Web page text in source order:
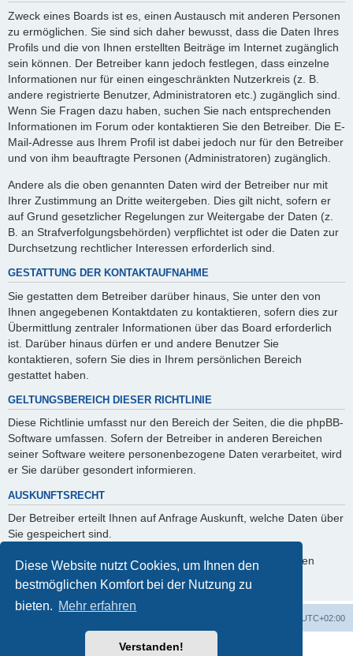
Diese Website nutzt Cookies, um Ihnen den
bestmöglichen Komfort bei der Nutzung zu
bieten. Mehr erfahren
Verstanden!
Zweck eines Boards ist es, einen Austausch mit anderen Personen
zu ermöglichen. Sie sind sich daher bewusst, dass die Daten Ihres
Profils und die von Ihnen erstellten Beiträge im Internet zugänglich
sein können. Der Betreiber kann jedoch festlegen, dass einzelne
Informationen nur für einen eingeschränkten Nutzerkreis (z. B.
andere registrierte Benutzer, Administratoren etc.) zugänglich sind.
Wenn Sie Fragen dazu haben, suchen Sie nach entsprechenden
Informationen im Forum oder kontaktieren Sie den Betreiber. Die E-
Mail-Adresse aus Ihrem Profil ist dabei jedoch nur für den Betreiber
und von ihm beauftragte Personen (Administratoren) zugänglich.
Andere als die oben genannten Daten wird der Betreiber nur mit
Ihrer Zustimmung an Dritte weitergeben. Dies gilt nicht, sofern er
auf Grund gesetzlicher Regelungen zur Weitergabe der Daten (z.
B. an Strafverfolgungsbehörden) verpflichtet ist oder die Daten zur
Durchsetzung rechtlicher Interessen erforderlich sind.
GESTATTUNG DER KONTAKTAUFNAHME
Sie gestatten dem Betreiber darüber hinaus, Sie unter den von
Ihnen angegebenen Kontaktdaten zu kontaktieren, sofern dies zur
Übermittlung zentraler Informationen über das Board erforderlich
ist. Darüber hinaus dürfen er und andere Benutzer Sie
kontaktieren, sofern Sie dies in Ihrem persönlichen Bereich
gestattet haben.
GELTUNGSBEREICH DIESER RICHTLINIE
Diese Richtlinie umfasst nur den Bereich der Seiten, die die phpBB-
Software umfassen. Sofern der Betreiber in anderen Bereichen
seiner Software weitere personenbezogene Daten verarbeitet, wird
er Sie darüber gesondert informieren.
AUSKUNFTSRECHT
Der Betreiber erteilt Ihnen auf Anfrage Auskunft, welche Daten über
Sie gespeichert sind.
Sie können jederzeit die Löschung bzw. Sperrung Ihrer Daten
verlangen. Kontaktieren Sie hierzu bitte den Betreiber.
UTC+02:00
Powered byphpBB® Forum Software © phpBB Limited